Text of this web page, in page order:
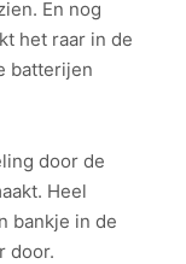
En nog
het raar in de
batterijen
door de
Heel
bankje in de
door.